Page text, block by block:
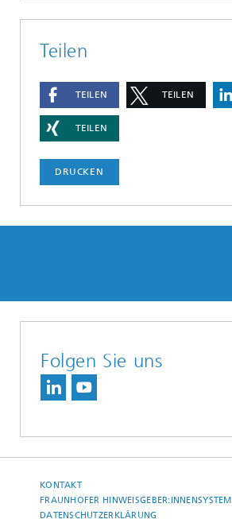
Teilen
TEILEN TEILEN
TEILEN
DRUCKEN
Folgen Sie uns
KONTAKT
FRAUNHOFER HINWEISGEBER:INNENSYSTEM
DATENSCHUTZERKLÄRUNG